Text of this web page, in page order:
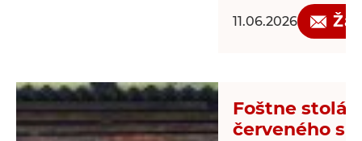
DESKA -
11.06.2026
Foštne
červeného